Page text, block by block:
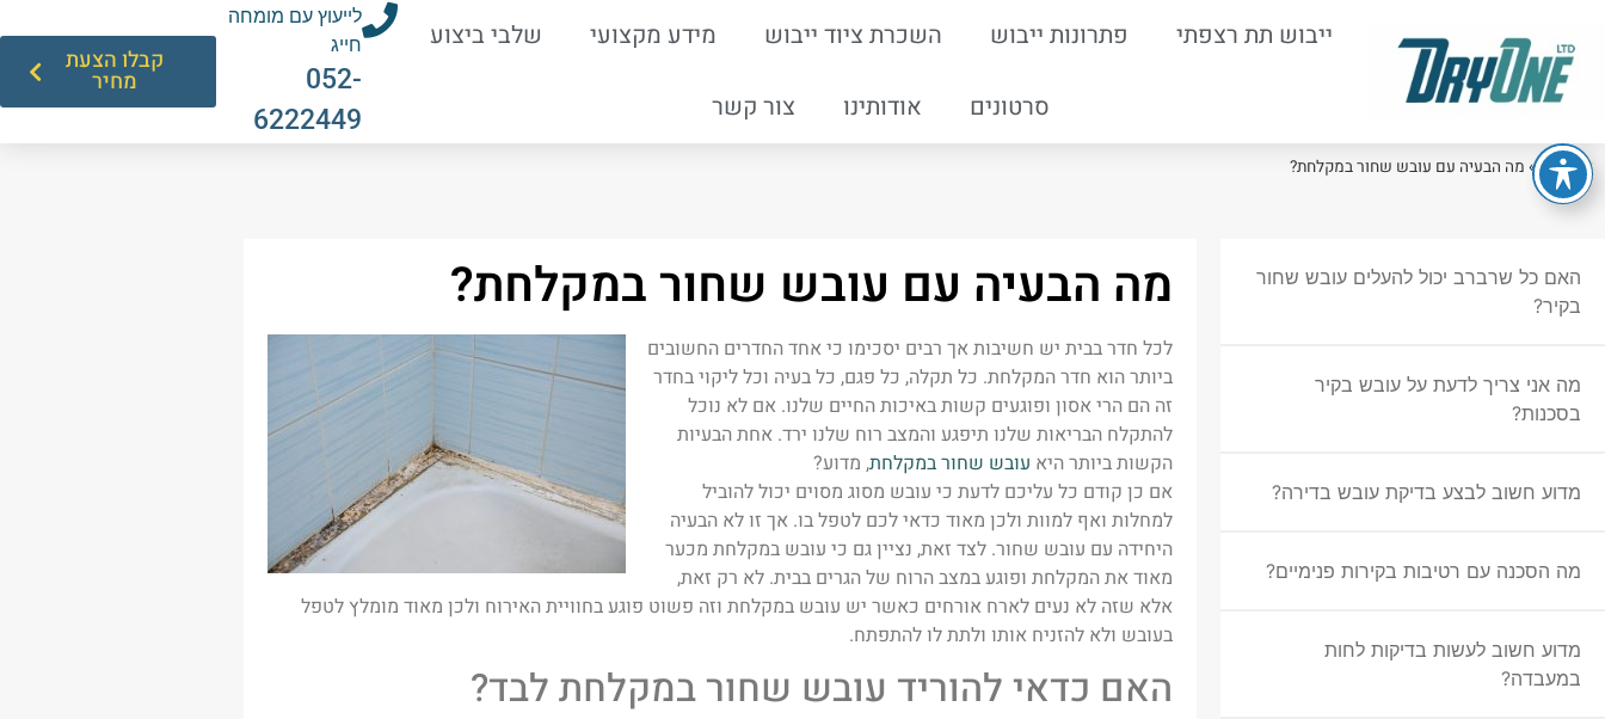
ייבוש תת רצפתי פתרונות ייבוש השכרת ציוד ייבוש מידע מקצועי שלבי ביצוע
סרטונים אודותינו צור קשר
לייעוץ עם מומחה
חייג
052-
6222449
קבלו הצעת
מחיר
דף הבית» מה הבעיה עם עובש שחור במקלחת?
האם כל שרברב יכול להעלים עובש שחור
בקיר?
מה אני צריך לדעת על עובש בקיר
בסכנות?
מדוע חשוב לבצע בדיקת עובש בדירה?
מה הסכנה עם רטיבות בקירות פנימיים?
מדוע חשוב לעשות בדיקות לחות
במעבדה?
מה הבעיה עם עובש שחור במקלחת?
לכל חדר בבית יש חשיבות אך רבים יסכימו כי אחד החדרים החשובים
ביותר הוא חדר המקלחת. כל תקלה, כל פגם, כל בעיה וכל ליקוי בחדר
זה הם הרי אסון ופוגעים קשות באיכות החיים שלנו. אם לא נוכל
להתקלח הבריאות שלנו תיפגע והמצב רוח שלנו ירד. אחת הבעיות
הקשות ביותר היא עובש שחור במקלחת, מדוע?
אם כן קודם כל עליכם לדעת כי עובש מסוג מסוים יכול להוביל
למחלות ואף למוות ולכן מאוד כדאי לכם לטפל בו. אך זו לא הבעיה
היחידה עם עובש שחור. לצד זאת, נציין גם כי עובש במקלחת מכער
מאוד את המקלחת ופוגע במצב הרוח של הגרים בבית. לא רק זאת,
אלא שזה לא נעים לארח אורחים כאשר יש עובש במקלחת וזה פשוט פוגע בחוויית האירוח ולכן מאוד מומלץ לטפל
בעובש ולא להזניח אותו ולתת לו להתפתח.
האם כדאי להוריד עובש שחור במקלחת לבד?